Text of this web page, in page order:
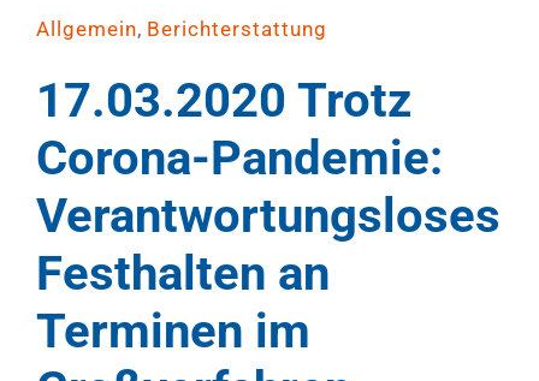
Allgemein, Berichterstattung
17.03.2020 Trotz
Corona-Pandemie:
Verantwortungsloses
Festhalten an
Terminen im